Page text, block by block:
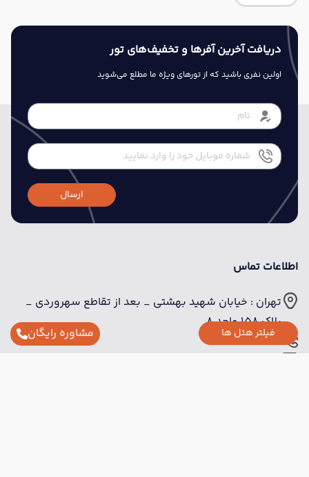
فیلتر هتل ها
دریافت آخرین آفرها و تخفیف‌های تور
اولین نفری باشید که از تورهای ویژه ما مطلع می‌شوید
ارسال
مشاوره رایگان
اطلاعات تماس
02152703
تهران : خیابان شهید بهشتی _ بعد از تقاطع سهروردی _
پلاک 158 واحد 8